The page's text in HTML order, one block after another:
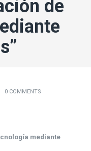
de
0 COMMENTS
mediante